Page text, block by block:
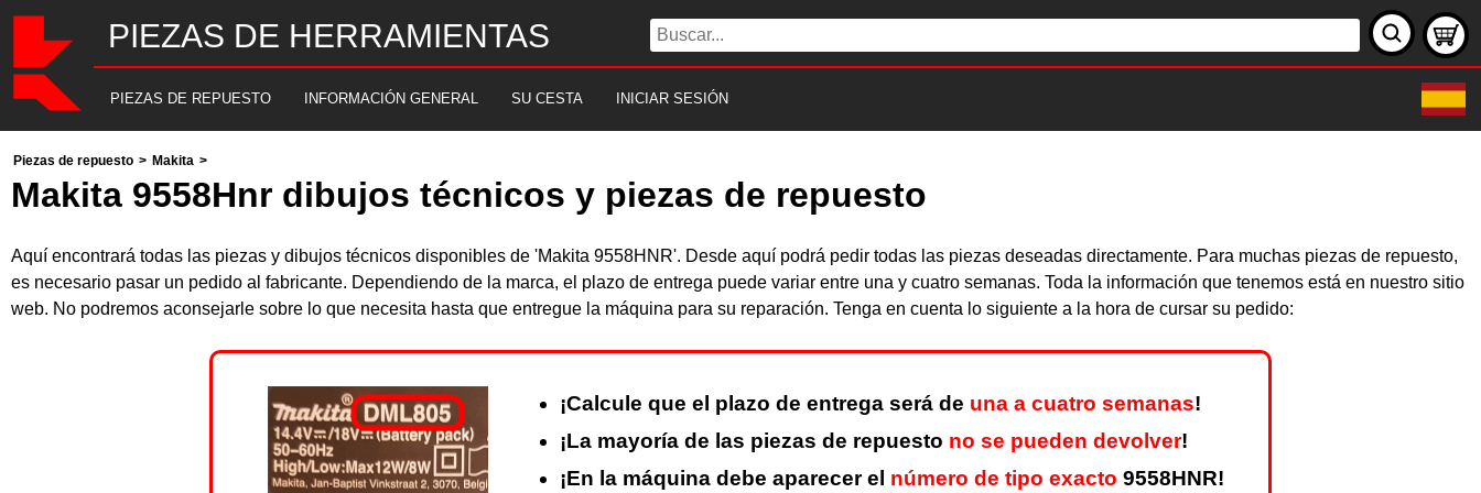
PIEZAS DE HERRAMIENTAS
PIEZAS DE REPUESTO INFORMACIÓN GENERAL SU CESTA INICIAR SESIÓN
Piezas de repuesto > Makita >
Makita 9558Hnr dibujos técnicos y piezas de repuesto
Aquí encontrará todas las piezas y dibujos técnicos disponibles de 'Makita 9558HNR'. Desde aquí podrá pedir todas las piezas deseadas directamente. Para muchas piezas de repuesto,
es necesario pasar un pedido al fabricante. Dependiendo de la marca, el plazo de entrega puede variar entre una y cuatro semanas. Toda la información que tenemos está en nuestro sitio
web. No podremos aconsejarle sobre lo que necesita hasta que entregue la máquina para su reparación. Tenga en cuenta lo siguiente a la hora de cursar su pedido:
¡Calcule que el plazo de entrega será de una a cuatro semanas!
¡La mayoría de las piezas de repuesto no se pueden devolver!
¡En la máquina debe aparecer el número de tipo exacto 9558HNR!